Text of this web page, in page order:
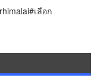
เลือก